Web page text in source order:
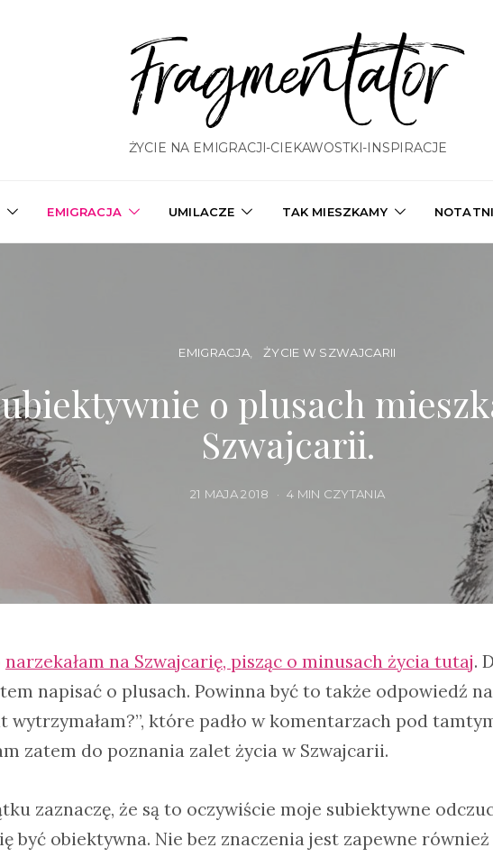
Fragmentator
ŻYCIE NA EMIGRACJI-CIEKAWOSTKI-INSPIRACJE
EMIGRACJA UMILACZE TAK MIESZKAMY
EMIGRACJA ŻYCIE W SZWAJCARII
o plusach
Szwajcarii.
21 MAJA 2018 4 MIN CZYTANIA
narzekałam na Szwajcarię, pisząc o minusach życia tutaj.
napisać o plusach. Powinna być to także odpowiedź
wytrzymałam?”, które padło w komentarzach pod
zatem do poznania zalet życia w Szwajcarii.
zaznaczę, że są to oczywiście moje subiektywne
być obiektywna. Nie bez znaczenia jest zapewne